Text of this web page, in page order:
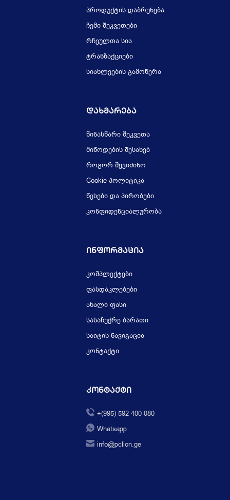
პროდუქტის დაბრუნება
ჩემი შეკვეთები
რჩეულთა სია
ტრანზაქციები
სიახლეების გამოწერა
Დახმარება
წინასწარი შეკვეთა
მიწოდების შესახებ
როგორ შევიძინო
Cookie პოლიტიკა
წესები და პირობები
კონფიდენციალურობა
Ინფორმაცია
კომპლექტები
ფასდაკლებები
ახალი ფასი
სასაჩუქრე ბარათი
საიტის ნავიგაცია
კონტაქტი
Კონტაქტი
+(995) 592 400 080
Whatsapp
info@pclion.ge